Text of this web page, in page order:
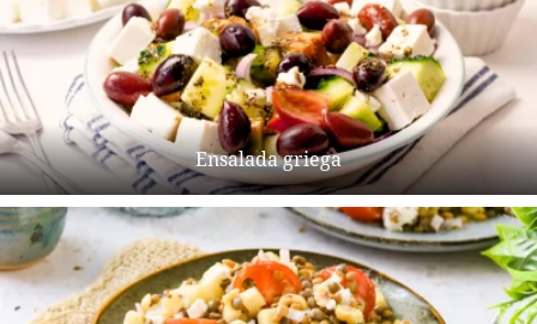
Ensalada griega